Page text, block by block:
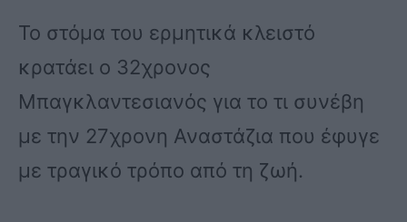
Το στόμα του ερμητικά κλειστό
κρατάει ο 32χρονος
Μπαγκλαντεσιανός για το τι συνέβη
με την 27χρονη Αναστάζια που έφυγε
με τραγικό τρόπο από τη ζωή.